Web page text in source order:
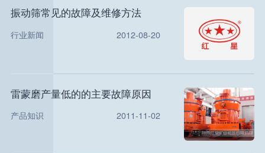
振动筛常见的故障及维修方法
行业新闻 2012-08-20
雷蒙磨产量低的的主要故障原因
产品知识 2011-11-02